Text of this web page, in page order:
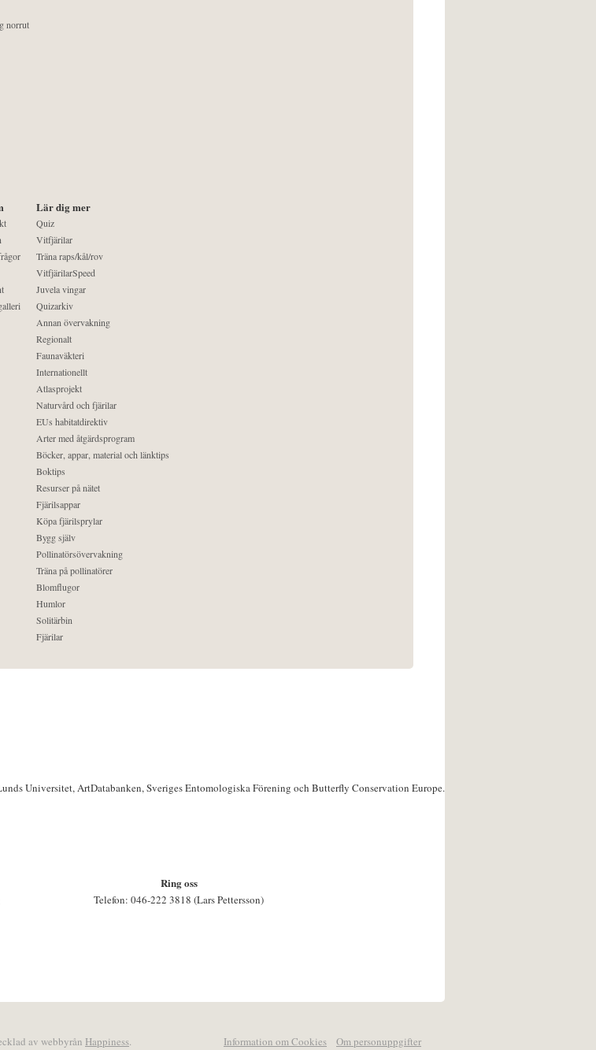
norrut
Lär dig mer
Quiz
Vitfjärilar
Träna raps/kål/rov
VitfjärilarSpeed
Juvela vingar
Quizarkiv
Annan övervakning
Regionalt
Faunaväkteri
Internationellt
Atlasprojekt
Naturvård och fjärilar
EUs habitatdirektiv
Arter med åtgärdsprogram
Böcker, appar, material och länktips
Boktips
Resurser på nätet
Fjärilsappar
Köpa fjärilsprylar
Bygg själv
Pollinatörsövervakning
Träna på pollinatörer
Blomflugor
Humlor
Solitärbin
Fjärilar
Universitet, ArtDatabanken, Sveriges Entomologiska Förening och Butterfly Conservation Europe.
Ring oss
Telefon: 046-222 3818 (Lars Pettersson)
av webbyrån Happiness. Information om Cookies Om personuppgifter